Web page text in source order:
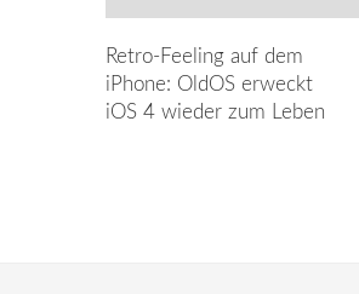
Retro-Feeling auf dem
iPhone: OldOS erweckt
iOS 4 wieder zum Leben